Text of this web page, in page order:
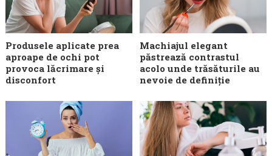
Produsele aplicate prea
aproape de ochi pot
provoca lăcrimare și
disconfort
Machiajul elegant
păstrează contrastul
acolo unde trăsăturile au
nevoie de definiție